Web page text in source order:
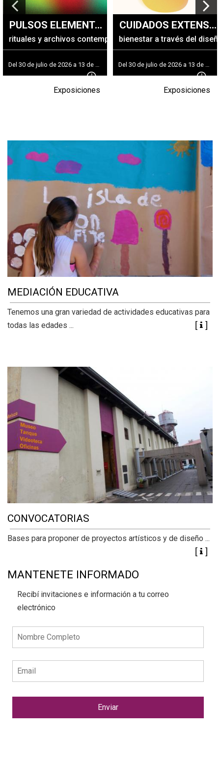
+ DIRECTORIOS | Tiendas de diseño
+ MESA EJECUTIVA DE ARTES VISUALES
+ SALA DE PRENSA
PULSOS ELEMENTALES
rituales y archivos contemporáneos
Exposiciones
CUIDADOS EXTENSIVOS
bienestar a través del
Exposiciones
MEDIACIÓN EDUCATIVA
Tenemos una gran variedad de actividades educativas para
todas las edades ...
CONVOCATORIAS
Bases para proponer de proyectos artísticos y de diseño ...
MANTENETE INFORMADO
Recibí invitaciones e información a tu correo
electrónico